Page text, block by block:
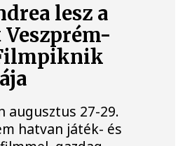
lesz a
augusztus 27-29.
hatvan játék- és